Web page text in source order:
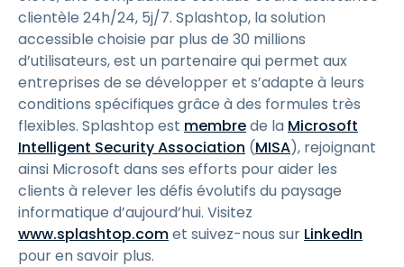
clientèle 24h/24, 5j/7. Splashtop, la solution
accessible choisie par plus de 30 millions
d’utilisateurs, est un partenaire qui permet aux
entreprises de se développer et s’adapte à leurs
conditions spécifiques grâce à des formules très
flexibles. Splashtop est membrede la Microsoft
Intelligent Security Association (MISA), rejoignant
ainsi Microsoft dans ses efforts pour aider les
clients à relever les défis évolutifs du paysage
informatique d’aujourd’hui. Visitez
www.splashtop.comet suivez-nous sur LinkedIn
pour en savoir plus.